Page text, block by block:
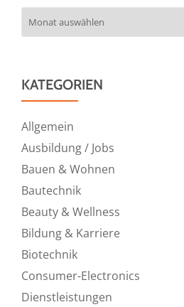
KATEGORIEN
Allgemein
Ausbildung / Jobs
Bauen & Wohnen
Bautechnik
Beauty & Wellness
Bildung & Karriere
Biotechnik
Consumer-Electronics
Dienstleistungen